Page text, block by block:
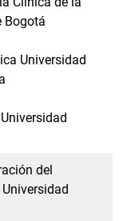
Bogotá
Universidad
del